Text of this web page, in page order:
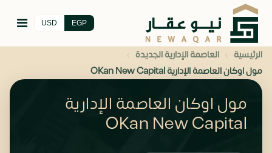
EGP
USD
الرئيسية › العاصمة الإدارية الجديدة ›
مول اوكان العاصمة الإدارية OKan New Capital
مول اوكان العاصمة الإدارية
OKan New Capital